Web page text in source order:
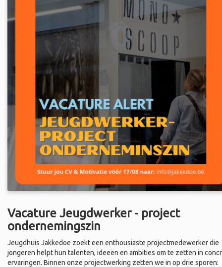
Vacature Jeugdwerker - project
ondernemingszin
Jeugdhuis Jakkedoe zoekt een enthousiaste projectmedewerker die
jongeren helpt hun talenten, ideeën en ambities om te zetten in
ervaringen. Binnen onze projectwerking zetten we in op drie sporen: